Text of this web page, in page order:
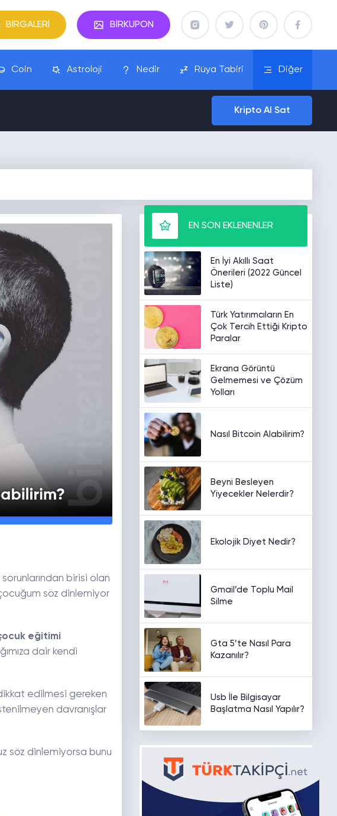
BİRGALERİ BİRKUPON
Coin Astroloji Nedir Rüya Tabiri Diğer
Kripto Al Sat
birisi olan
söz dinlemiyor
eğitimi
dair kendi
edilmesi gereken
davranışlar
söz dinlemiyorsa bunu
EN SON EKLENENLER
En İyi Akıllı Saat
Önerileri (2022 Güncel
Liste)
Türk Yatırımcıların En
Çok Tercih Ettiği Kripto
Paralar
Ekrana Görüntü
Gelmemesi ve Çözüm
Yolları
Nasıl Bitcoin Alabilirim?
Beyni Besleyen
Yiyecekler Nelerdir?
Ekolojik Diyet Nedir?
Gmail’de Toplu Mail
Silme
Gta 5’te Nasıl Para
Kazanılır?
Usb İle Bilgisayar
Başlatma Nasıl Yapılır?